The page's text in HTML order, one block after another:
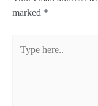
marked *
here..